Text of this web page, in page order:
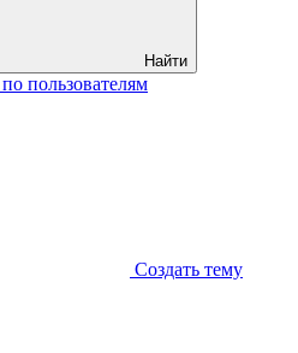
Найти
по пользователям
Создать тему